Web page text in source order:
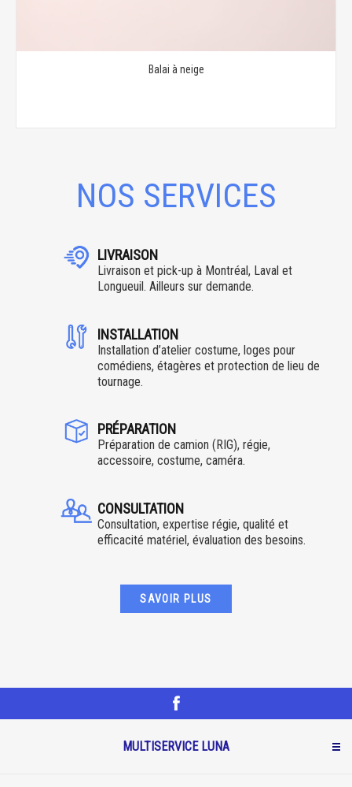
Balai à neige
NOS SERVICES
LIVRAISON
Livraison et pick-up à Montréal, Laval et
Longueuil. Ailleurs sur demande.
INSTALLATION
Installation d’atelier costume, loges pour
comédiens, étagères et protection de lieu de
tournage.
PRÉPARATION
Préparation de camion (RIG), régie,
accessoire, costume, caméra.
CONSULTATION
Consultation, expertise régie, qualité et
efficacité matériel, évaluation des besoins.
SAVOIR PLUS
MULTISERVICE LUNA